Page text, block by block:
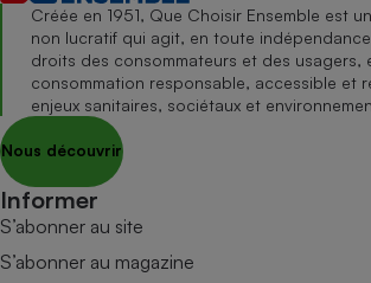
Créée en 1951, Que Choisir Ensemble est
non lucratif qui agit, en toute
droits des consommateurs et des usagers,
consommation responsable, accessible et
enjeux sanitaires, sociétaux et
Nous découvrir
Informer
S’abonner au site
S’abonner au magazine